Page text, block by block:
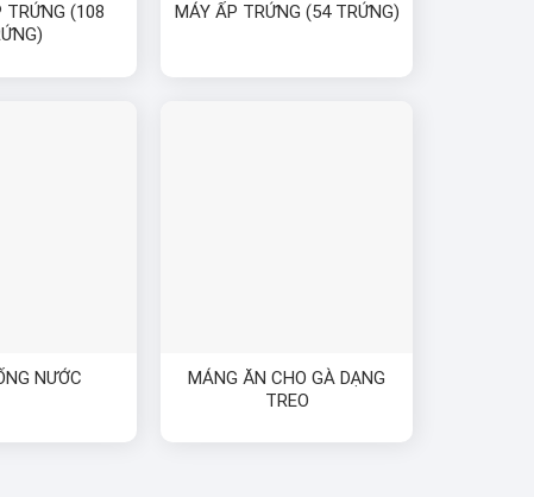
TRỨNG (108
MÁY ẤP TRỨNG (54 TRỨNG)
NƯỚC
MÁNG ĂN CHO GÀ DẠNG
TREO